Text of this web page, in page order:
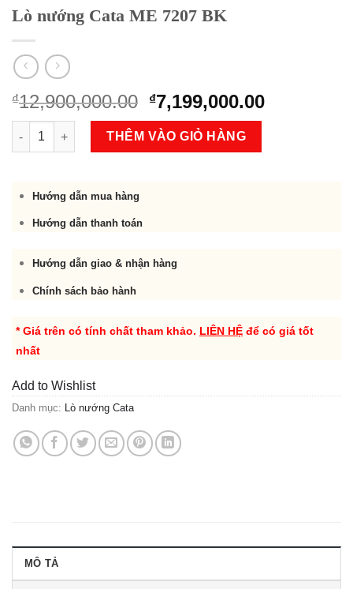
Lò nướng Cata ME 7207 BK
₫12,900,000.00 Original
price
was:
₫12,900,000.00.
₫7,199,000.00Current
Lò nướng Cata ME 7207 BK số lượng
THÊM VÀO GIỎ HÀNG
Hướng dẫn mua hàng
Hướng dẫn thanh toán
Hướng dẫn giao & nhận hàng
Chính sách bảo hành
* Giá trên có tính chất tham khảo. LIÊN HỆ để có giá tốt
nhất
Add to Wishlist
Danh mục: Lò nướng Cata
MÔ TẢ